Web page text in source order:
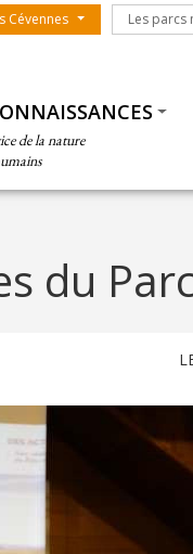
Cévennes Les parcs
Les parcs
de la nature
du